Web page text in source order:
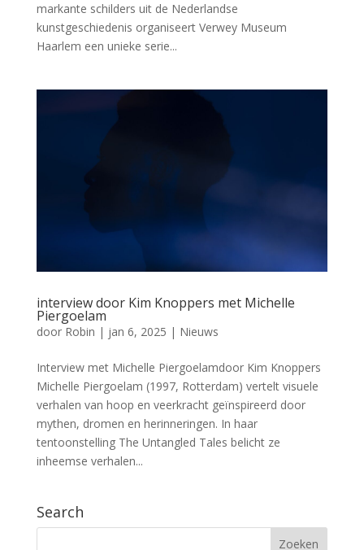
markante schilders uit de Nederlandse
kunstgeschiedenis organiseert Verwey Museum
Haarlem een unieke serie...
interview door Kim Knoppers met Michelle
Piergoelam
door Robin | jan 6, 2025 | Nieuws
Interview met Michelle Piergoelamdoor Kim Knoppers
Michelle Piergoelam (1997, Rotterdam) vertelt visuele
verhalen van hoop en veerkracht geïnspireerd door
mythen, dromen en herinneringen. In haar
tentoonstelling The Untangled Tales belicht ze
inheemse verhalen...
Search